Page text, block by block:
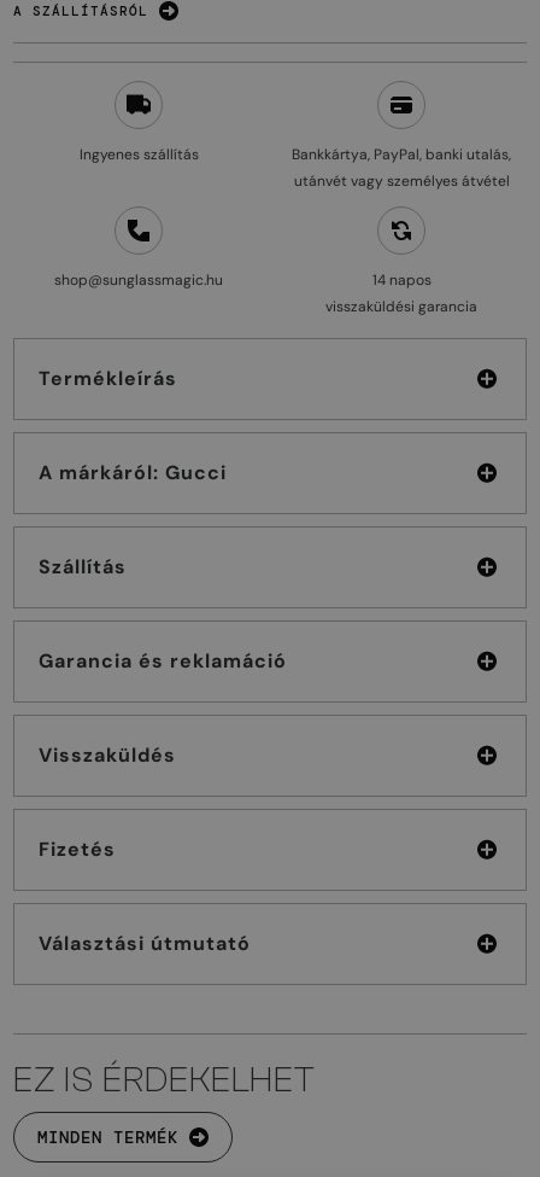
Ingyenes szállítás
Bankkártya, PayPal, banki utalás,
utánvét vagy személyes átvétel
shop@sunglassmagic.hu
14 napos
visszaküldési garancia
Termékleírás
A márkáról: Gucci
Szállítás
Garancia és reklamáció
Visszaküldés
Fizetés
Választási útmutató
A SZÁLLÍTÁSRÓL
EZ IS ÉRDEKELHET
MINDEN TERMÉK